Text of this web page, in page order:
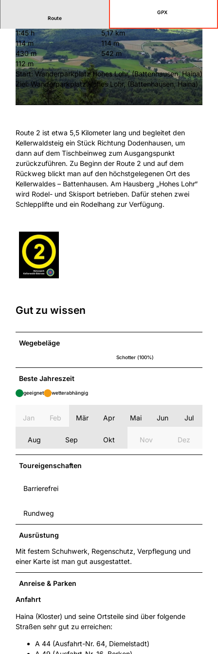
© David Heise, Edersee | Deine Region: wild, bunt, gesund.
Route
GPX
1:45 h
5,17 km
114 m
114 m
430 m
542 m
112 m
Start: Wanderparkplatz Hohes Lohr, (Battenhausen, Haina)
Ziel: Wanderparkplatz Hohes Lohr, (Battenhausen, Haina)
Route 2 ist etwa 5,5 Kilometer lang und begleitet den
Kellerwaldsteig ein Stück Richtung Dodenhausen, um
dann auf dem Tischbeinweg zum Ausgangspunkt
zurückzuführen. Zu Beginn der Route 2 und auf dem
Rückweg blickt man auf den höchstgelegenen Ort des
Kellerwaldes – Battenhausen. Am Hausberg „Hohes Lohr“
wird Rodel- und Skisport betrieben. Dafür stehen zwei
Schlepplifte und ein Rodelhang zur Verfügung.
Gut zu wissen
Wegebeläge
Schotter (100%)
Beste Jahreszeit
geeignet wetterabhängig
Jan Feb Mär Apr Mai Jun Jul
Aug Sep Okt Nov Dez
Toureigenschaften
Barrierefrei
Rundweg
Ausrüstung
Mit festem Schuhwerk, Regenschutz, Verpflegung und
einer Karte ist man gut ausgestattet.
Anreise & Parken
Anfahrt
Haina (Kloster) und seine Ortsteile sind über folgende
Straßen sehr gut zu erreichen:
A 44 (Ausfahrt-Nr. 64, Diemelstadt)